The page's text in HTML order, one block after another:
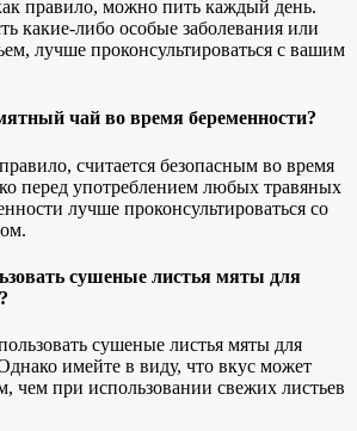
правило, можно пить каждый день.
какие-либо особые заболевания или
лучше проконсультироваться с вашим
чай во время беременности?
считается безопасным во время
перед употреблением любых травяных
лучше проконсультироваться со
сушеные листья мяты для
сушеные листья мяты для
имейте в виду, что вкус может
чем при использовании свежих листьев